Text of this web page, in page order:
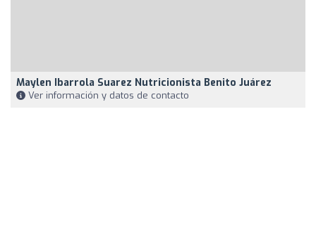
Maylen Ibarrola Suarez Nutricionista Benito Juárez
Ver información y datos de contacto